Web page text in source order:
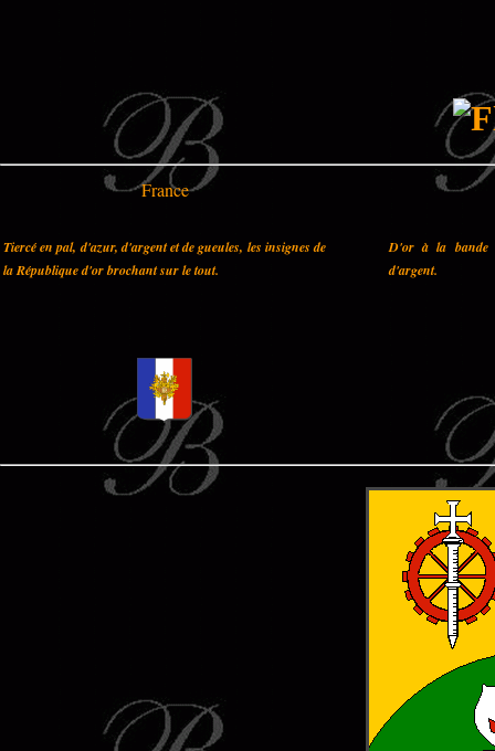
France
Tiercé en pal, d'azur, d'argent et de gueules, les insignes de
la République d'or brochant sur le tout.
D'or à la bande
d'argent.